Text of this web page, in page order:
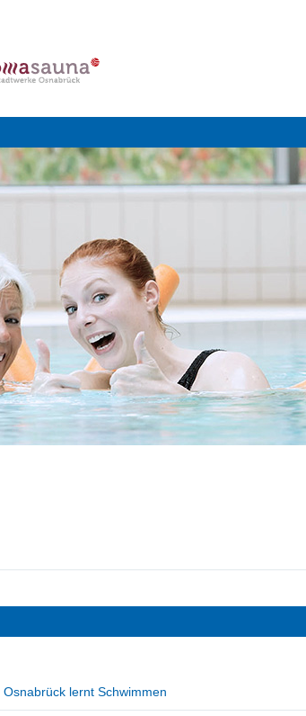
Osnabrück lernt Schwimmen